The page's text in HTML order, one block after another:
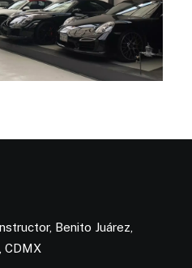
Benito Juárez,
CDMX